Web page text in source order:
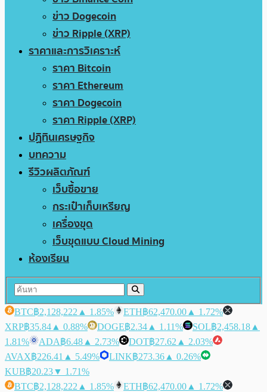
ข่าว Dogecoin
ข่าว Ripple (XRP)
ราคาและการวิเคราะห์
ราคา Bitcoin
ราคา Ethereum
ราคา Dogecoin
ราคา Ripple (XRP)
ปฏิทินเศรษฐกิจ
บทความ
รีวิวผลิตภัณฑ์
เว็บซื้อขาย
กระเป๋าเก็บเหรียญ
เครื่องขุด
เว็บขุดแบบ Cloud Mining
ห้องเรียน
BTC฿2,128,222 ▲ 1.85% ETH฿62,470.00 ▲ 1.72%
XRP฿35.84 ▲ 0.88% DOGE฿2.34 ▲ 1.11% SOL฿2,458.18 ▲
1.81%
ADA฿6.48 ▲ 2.73% DOT฿27.62 ▲ 2.03%
AVAX฿226.41 ▲ 5.49% LINK฿273.36 ▲ 0.26%
KUB฿20.23▼ 1.71%
BTC฿2,128,222 ▲ 1.85% ETH฿62,470.00 ▲ 1.72%